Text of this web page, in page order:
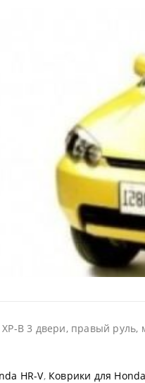
ХР-В 3 двери, правый
HR-V, Коврики для Honda